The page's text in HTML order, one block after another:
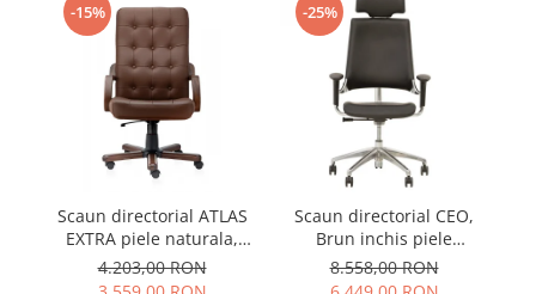
-15%
Scaun directorial ATLAS
EXTRA piele naturala,
Maro inchis
4.203,00 RON
-25%
Scaun directorial CEO,
Brun inchis piele
naturala
8.558,00 RON